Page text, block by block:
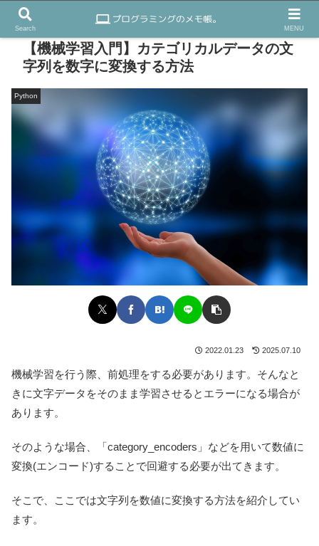
【機械学習入門】カテゴリカルデータの文
字列を数字に変換する方法
Python
2022.01.23 2025.07.10
機械学習を行う際、前処理をする必要があります。そんなと
きに文字データをそのまま学習させるとエラーになる場合が
あります。
そのような場合、「category_encoders」などを用いて数値に
変換(エンコード)することで回避する必要が出てきます。
そこで、ここでは文字列を数値に変換する方法を紹介してい
ます。
Search MENU